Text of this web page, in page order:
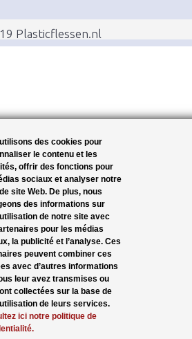
Plasticflessen.nl
des cookies pour
le contenu et les
offrir des fonctions pour
sociaux et analyser notre
site Web. De plus, nous
des informations sur
de notre site avec
pour les médias
la publicité et l’analyse. Ces
peuvent combiner ces
avec d’autres informations
leur avez transmises ou
collectées sur la base de
de leurs services.
ici notre politique de